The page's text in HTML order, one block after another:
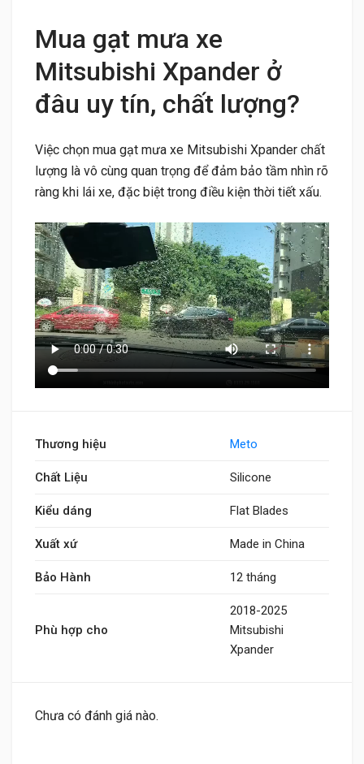
Mua gạt mưa xe
Mitsubishi Xpander ở
đâu uy tín, chất lượng?
Việc chọn mua gạt mưa xe Mitsubishi Xpander chất
lượng là vô cùng quan trọng để đảm bảo tầm nhìn rõ
ràng khi lái xe, đặc biệt trong điều kiện thời tiết xấu.
Thương hiệu Meto
Chất Liệu Silicone
Kiểu dáng Flat Blades
Xuất xứ Made in China
Bảo Hành 12 tháng
Phù hợp cho
2018-2025
Mitsubishi
Xpander
Chưa có đánh giá nào.